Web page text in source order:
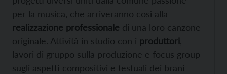
per la musica, che arriveranno così alla
realizzazione professionale di una loro canzone
originale. Attività in studio con i produttori
lavori di gruppo sulla produzione e focus group
sugli aspetti compositivi e testuali dei brani